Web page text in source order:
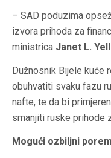
– SAD poduzima
izvora prihoda za
ministrica Janet L.
Dužnosnik Bijele kuće
obuhvatiti svaku fazu
nafte, te da bi
smanjiti ruske prihode
Mogući ozbiljni